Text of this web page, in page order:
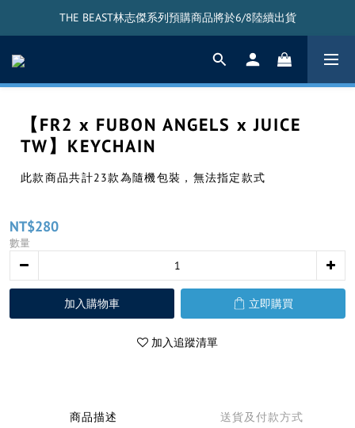
THE BEAST林志傑系列預購商品將於6/8陸續出貨
THE BEAST林志傑系列預購商品將於6/8陸續出貨
THE BEAST搖頭公仔將於5/20陸續出貨
THE BEAST林志傑系列預購商品將於6/8陸續出貨
【FR2 x FUBON ANGELS x JUICE
TW】KEYCHAIN
此款商品共計23款為隨機包裝，無法指定款式
NT$280
數量
加入購物車 立即購買
加入追蹤清單
商品描述 送貨及付款方式